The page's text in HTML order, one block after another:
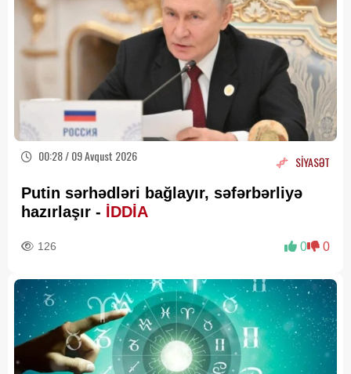
00:28 / 09 Avqust 2026 SİYASƏT
Putin sərhədləri bağlayır, səfərbərliyə
hazırlaşır - İDDİA
126 0 0